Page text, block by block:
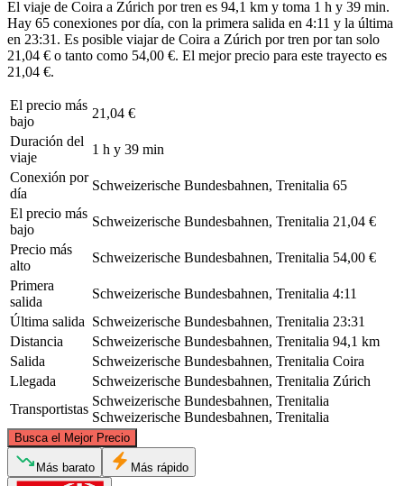
El viaje de Coira a Zúrich por tren es 94,1 km y toma 1 h y 39 min.
Hay 65 conexiones por día, con la primera salida en 4:11 y la última
en 23:31. Es posible viajar de Coira a Zúrich por tren por tan solo
21,04 € o tanto como 54,00 €. El mejor precio para este trayecto es
21,04 €.
El precio más
bajo
21,04 €
Duración del
viaje
1 h y 39 min
Conexión por
día
Schweizerische Bundesbahnen, Trenitalia 65
El precio más
bajo
Schweizerische Bundesbahnen, Trenitalia 21,04 €
Precio más
alto
Schweizerische Bundesbahnen, Trenitalia 54,00 €
Primera
salida
Schweizerische Bundesbahnen, Trenitalia 4:11
Última salida Schweizerische Bundesbahnen, Trenitalia 23:31
Distancia
Schweizerische Bundesbahnen, Trenitalia 94,1 km
Salida
Schweizerische Bundesbahnen, Trenitalia Coira
Llegada
Schweizerische Bundesbahnen, Trenitalia Zúrich
Transportistas
Schweizerische Bundesbahnen, Trenitalia
Schweizerische Bundesbahnen, Trenitalia
Busca el Mejor Precio
Zurich
©CARTO, ©OpenStreetMapcontributors
Más barato Más rápido